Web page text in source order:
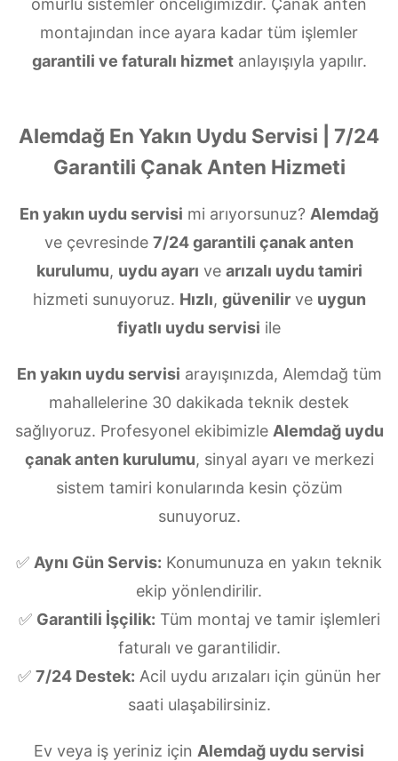
ömürlü sistemler önceliğimizdir. Çanak anten
montajından ince ayara kadar tüm işlemler
garantili ve faturalı hizmetanlayışıyla yapılır.
Alemdağ En Yakın Uydu Servisi | 7/24
Garantili Çanak Anten Hizmeti
En yakın uydu servisi mi arıyorsunuz? Alemdağ
ve çevresinde 7/24 garantili çanak anten
kurulumu, uydu ayarı ve arızalı uydu tamiri
hizmeti sunuyoruz. Hızlı, güvenilirve uygun
fiyatlı uydu servisi ile
En yakın uydu servisi arayışınızda, Alemdağ tüm
mahallelerine 30 dakikada teknik destek
sağlıyoruz. Profesyonel ekibimizle Alemdağ uydu
çanak anten kurulumu, sinyal ayarı ve merkezi
sistem tamiri konularında kesin çözüm
sunuyoruz.
✅ Aynı Gün Servis: Konumunuza en yakın teknik
ekip yönlendirilir.
✅ Garantili İşçilik: Tüm montaj ve tamir işlemleri
faturalı ve garantilidir.
✅ 7/24 Destek: Acil uydu arızaları için günün her
saati ulaşabilirsiniz.
Ev veya iş yeriniz için Alemdağ uydu servisi